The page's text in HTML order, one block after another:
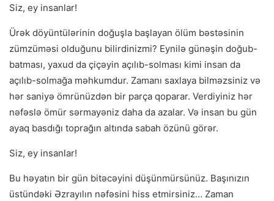
Siz, ey insanlar!
Ürək döyüntülərinin doğuşla başlayan ölüm bəstəsinin
zümzüməsi olduğunu bilirdinizmi? Eynilə günəşin doğub-
batması, yaxud da çiçəyin açılıb-solması kimi insan da
açılıb-solmağa məhkumdur. Zamanı saxlaya bilməzsiniz və
hər saniyə ömrünüzdən bir parça qoparar. Verdiyiniz hər
nəfəslə ömür sərmayəniz daha da azalar. Və insan bu gün
ayaq basdığı toprağın altında sabah özünü görər.
Siz, ey insanlar!
Bu həyatın bir gün bitəcəyini düşünmürsünüz. Başınızın
üstündəki Əzrayılın nəfəsini hiss etmirsiniz… Zaman